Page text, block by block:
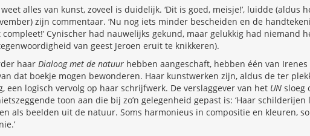
weet alles van kunst, zoveel is duidelijk. ‘Dit is goed, meisje!’, luidde (aldus
zijn commentaar. ‘Nu nog iets minder bescheiden en de
Cynischer had nauwelijks gekund, maar gelukkig had niemand
van geest Jeroen eruit te knikkeren).
haar Dialoog met de natuur hebben aangeschaft, hebben één van
dat boekje mogen bewonderen. Haar kunstwerken zijn, aldus de ter
een logisch vervolg op haar schrijfwerk. De verslaggever van het UN sloeg
toon aan die bij zo’n gelegenheid gepast is: ‘Haar
als beelden uit de natuur. Soms harmonieus in compositie en kleuren,